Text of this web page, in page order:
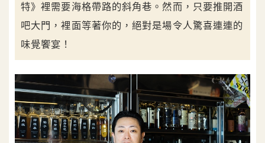
特》裡需要海格帶路的斜角巷。然而，只要推開酒
吧大門，裡面等著你的，絕對是場令人驚喜連連的
味覺饗宴！